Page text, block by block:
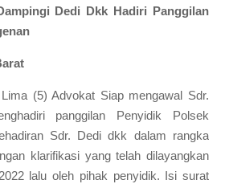
Dedi Dkk Hadiri Panggilan
(5) Advokat Siap mengawal Sdr.
panggilan Penyidik Polsek
Sdr. Dedi dkk dalam rangka
klarifikasi yang telah dilayangkan
lalu oleh pihak penyidik. Isi surat